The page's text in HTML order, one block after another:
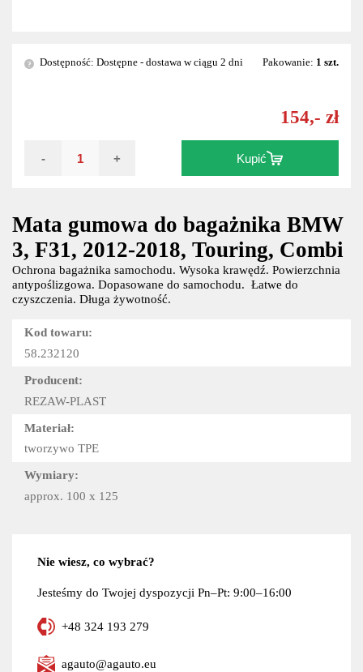
Mata gumowa do bagażnika BMW
3, F31, 2012-2018, Touring, Combi
Ochrona bagażnika samochodu. Wysoka krawędź. Powierzchnia
antypoślizgowa. Dopasowane do samochodu. Łatwe do
czyszczenia. Długa żywotność.
Kod towaru:
58.232120
Producent:
REZAW-PLAST
Materiał:
tworzywo TPE
Wymiary:
approx. 100 x 125
? Dostępność: Dostępne - dostawa w ciągu 2 dni Pakowanie: 1 szt.
154,- zł
- + Kupić
Nie wiesz, co wybrać?
Jesteśmy do Twojej dyspozycji Pn–Pt: 9:00–16:00
+48 324 193 279
agauto@agauto.eu